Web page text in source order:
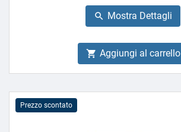
base
 Mostra Dettagli
 Aggiungi al carrello
Prezzo scontato